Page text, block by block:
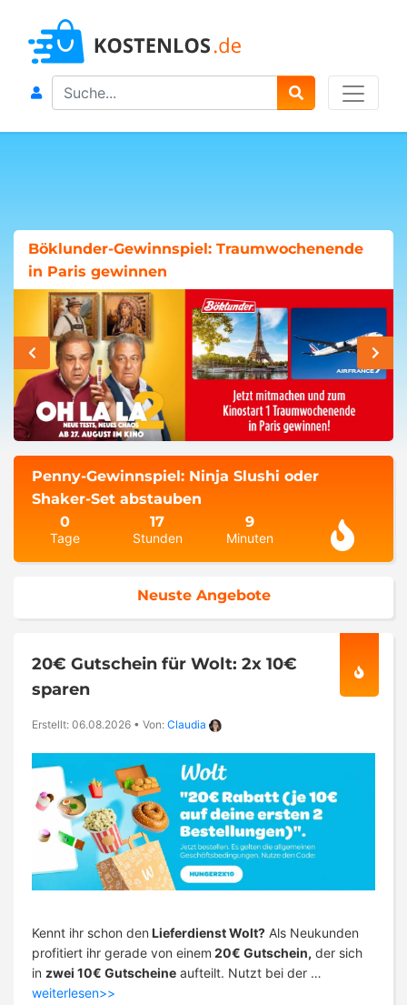
Search
Böklunder-Gewinnspiel: Traumwochenende
in Paris gewinnen
Penny-Gewinnspiel: Ninja Slushi oder
Shaker-Set abstauben
0
Tage
17
Stunden
9
Minuten
Neuste Angebote
20€ Gutschein für Wolt: 2x 10€
sparen
Erstellt: 06.08.2026 • Von: Claudia
Kennt ihr schon den Lieferdienst Wolt? Als Neukunden
profitiert ihr gerade von einem 20€ Gutschein, der sich
in zwei 10€ Gutscheine aufteilt. Nutzt bei der …
weiterlesen>>